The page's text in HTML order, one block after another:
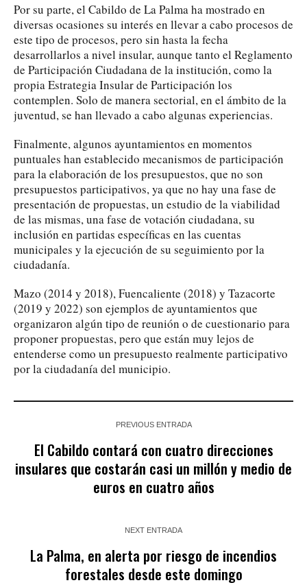
Por su parte, el Cabildo de La Palma ha mostrado en
diversas ocasiones su interés en llevar a cabo procesos de
este tipo de procesos, pero sin hasta la fecha
desarrollarlos a nivel insular, aunque tanto el Reglamento
de Participación Ciudadana de la institución, como la
propia Estrategia Insular de Participación los
contemplen. Solo de manera sectorial, en el ámbito de la
juventud, se han llevado a cabo algunas experiencias.
Finalmente, algunos ayuntamientos en momentos
puntuales han establecido mecanismos de participación
para la elaboración de los presupuestos, que no son
presupuestos participativos, ya que no hay una fase de
presentación de propuestas, un estudio de la viabilidad
de las mismas, una fase de votación ciudadana, su
inclusión en partidas específicas en las cuentas
municipales y la ejecución de su seguimiento por la
ciudadanía.
Mazo (2014 y 2018), Fuencaliente (2018) y Tazacorte
(2019 y 2022) son ejemplos de ayuntamientos que
organizaron algún tipo de reunión o de cuestionario para
proponer propuestas, pero que están muy lejos de
entenderse como un presupuesto realmente participativo
por la ciudadanía del municipio.
PREVIOUS ENTRADA
El Cabildo contará con cuatro direcciones
insulares que costarán casi un millón y medio de
euros en cuatro años
NEXT ENTRADA
La Palma, en alerta por riesgo de incendios
forestales desde este domingo